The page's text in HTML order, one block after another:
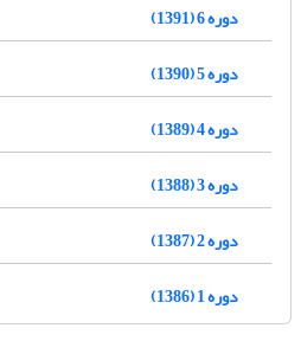
دوره 6 (1391)
دوره 5 (1390)
دوره 4 (1389)
دوره 3 (1388)
دوره 2 (1387)
دوره 1 (1386)